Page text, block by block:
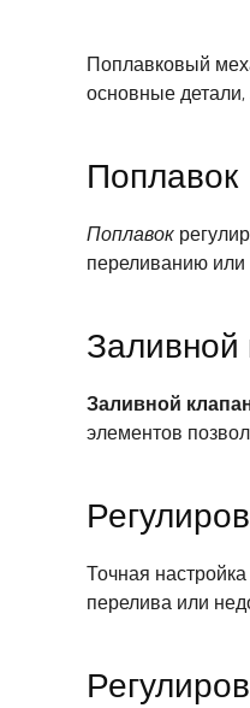
Поплавковый
основные
Поплавок
Поплавок
переливанию или
Заливной
Заливной
элементов
Точная
перелива или